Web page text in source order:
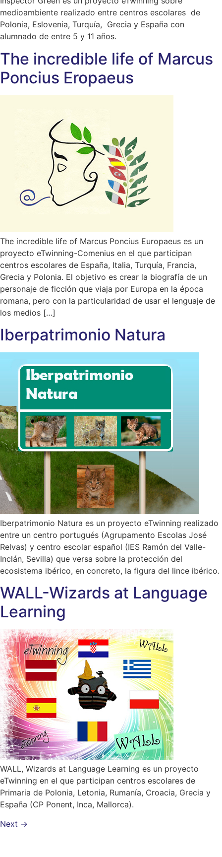
medioambiente realizado entre centros escolares de
Polonia, Eslovenia, Turquía, Grecia y España con
alumnado de entre 5 y 11 años.
The incredible life of Marcus
Poncius Eropaeus
The incredible life of Marcus Poncius Europaeus es un
proyecto eTwinning-Comenius en el que participan
centros escolares de España, Italia, Turquía, Francia,
Grecia y Polonia. El objetivo es crear la biografía de un
personaje de ficción que viaja por Europa en la época
romana, pero con la particularidad de usar el lenguaje de
los medios […]
Iberpatrimonio Natura
Iberpatrimonio Natura es un proyecto eTwinning realizado
entre un centro portugués (Agrupamento Escolas José
Relvas) y centro escolar español (IES Ramón del Valle-
Inclán, Sevilla) que versa sobre la protección del
ecosistema ibérico, en concreto, la figura del lince ibérico.
WALL-Wizards at Language
Learning
WALL, Wizards at Language Learning es un proyecto
eTwinning en el que participan centros escolares de
Primaria de Polonia, Letonia, Rumanía, Croacia, Grecia y
España (CP Ponent, Inca, Mallorca).
Next →